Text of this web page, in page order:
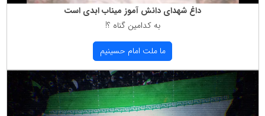
داغ شهدای دانش آموز میناب ابدی است
به كدامین گناه ؟!
ما ملت امام حسینیم